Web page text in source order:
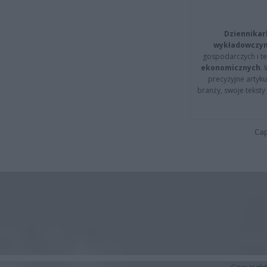
gospodarczych i
ekonomicznych.
precyzyjne
branży, swoje